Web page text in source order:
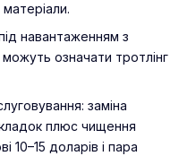
матеріали.
навантаженням з
означати тротлінг
заміна
плюс чищення
10–15 доларів і пара